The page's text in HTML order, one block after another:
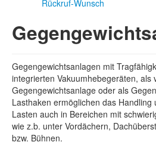
Rückruf-Wunsch
Gegengewichtsanlagen mit
integrierten Vakuumhebegeräten, als
Gegengewichtsanlage oder als
Lasthaken ermöglichen das
Lasten auch in Bereichen mit
wie z.b. unter Vordächern,
bzw. Bühnen.